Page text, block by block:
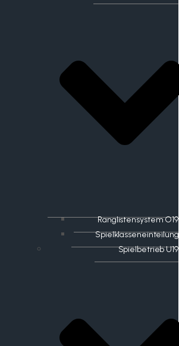
Ranglistensystem O19
Spielklasseneinteilung
Spielbetrieb U19